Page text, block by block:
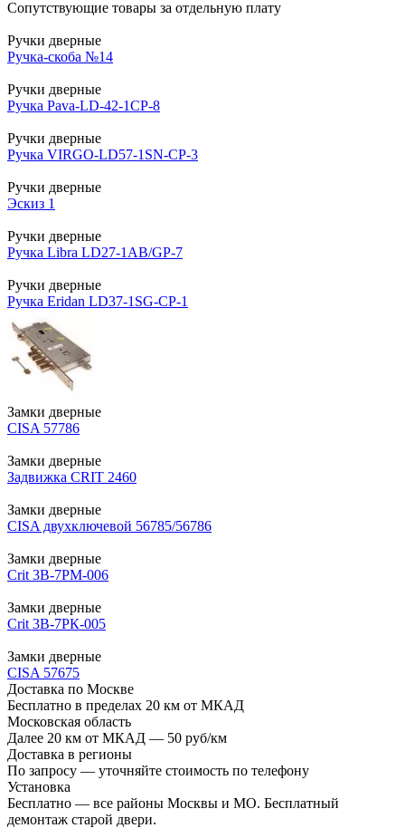
Сопутствующие товары за отдельную плату
Ручки дверные
Ручка-скоба №14
Ручки дверные
Ручка Pava-LD-42-1CP-8
Ручки дверные
Ручка VIRGO-LD57-1SN-CP-3
Ручки дверные
Эскиз 1
Ручки дверные
Ручка Libra LD27-1AB/GP-7
Ручки дверные
Ручка Eridan LD37-1SG-CP-1
Замки дверные
CISA 57786
Замки дверные
Задвижка CRIT 2460
Замки дверные
CISA двухключевой 56785/56786
Замки дверные
Crit 3В-7РМ-006
Замки дверные
Crit 3B-7РК-005
Замки дверные
CISA 57675
Доставка по Москве
Бесплатно в пределах 20 км от МКАД
Московская область
Далее 20 км от МКАД — 50 руб/км
Доставка в регионы
По запросу — уточняйте стоимость по телефону
Установка
Бесплатно — все районы Москвы и МО. Бесплатный
демонтаж старой двери.